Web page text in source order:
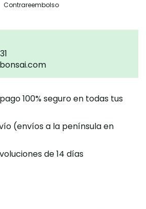
Contrareembolso
100% seguro en todas tus
(envíos a la península en
de 14 días